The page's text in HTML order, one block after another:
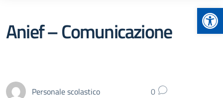
Anief – Comunicazione
Personale scolastico 0